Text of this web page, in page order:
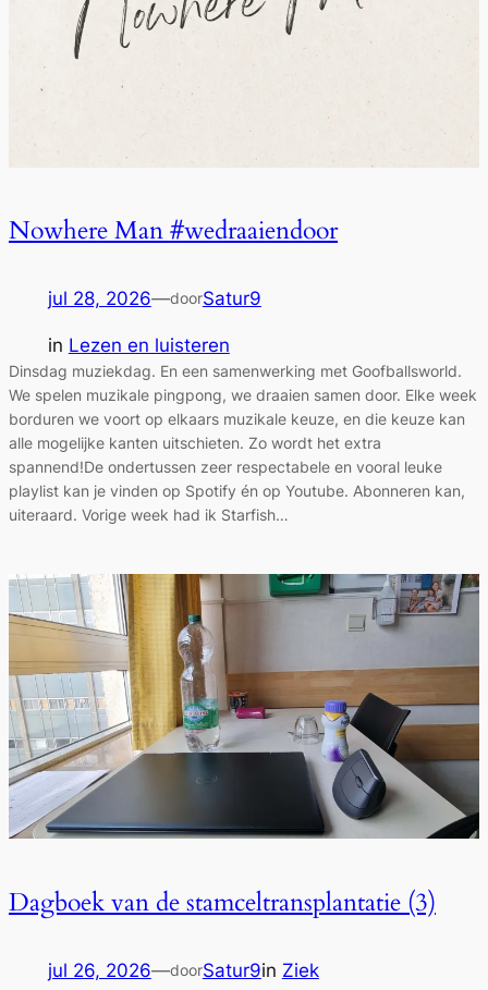
Nowhere Man #wedraaiendoor
jul 28, 2026—doorSatur9
in Lezen en luisteren
Dinsdag muziekdag. En een samenwerking met Goofballsworld.
We spelen muzikale pingpong, we draaien samen door. Elke week
borduren we voort op elkaars muzikale keuze, en die keuze kan
alle mogelijke kanten uitschieten. Zo wordt het extra
spannend!De ondertussen zeer respectabele en vooral leuke
playlist kan je vinden op Spotify én op Youtube. Abonneren kan,
uiteraard. Vorige week had ik Starfish…
Dagboek van de stamceltransplantatie (3)
jul 26, 2026—doorSatur9in Ziek